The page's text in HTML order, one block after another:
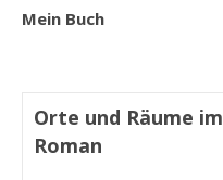
Mein Buch
Orte und Räume im
Roman